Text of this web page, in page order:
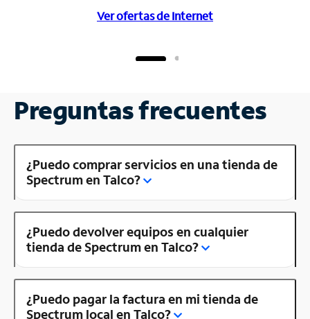
Ver ofertas de Internet
Preguntas frecuentes
¿Puedo comprar servicios en una tienda de
Spectrum en Talco?
¿Puedo devolver equipos en cualquier
tienda de Spectrum en Talco?
¿Puedo pagar la factura en mi tienda de
Spectrum local en Talco?